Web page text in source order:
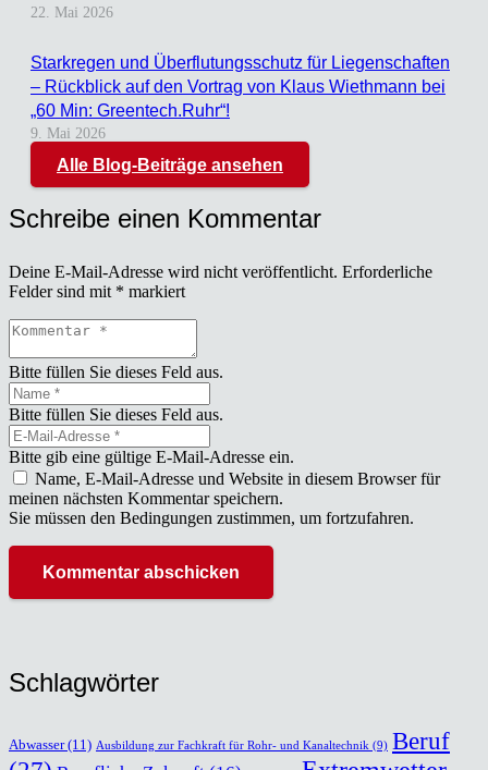
22. Mai 2026
Stark­re­gen und Über­flu­tungs­schutz für Lie­gen­schaf­ten
– Rück­blick auf den Vor­trag von Klaus Wieth­mann bei
„60 Min: Greentech.Ruhr“!
9. Mai 2026
Alle Blog-Beiträge ansehen
Schreibe einen Kommentar
Deine E-Mail-Adresse wird nicht veröffentlicht. Erforderliche
Felder sind mit * markiert
Bitte füllen Sie dieses Feld aus.
Bitte füllen Sie dieses Feld aus.
Bitte gib eine gültige E-Mail-Adresse ein.
Name, E-Mail-Adresse und Website in diesem Browser für
meinen nächsten Kommentar speichern.
Sie müssen den Bedingungen zustimmen, um fortzufahren.
Kommentar abschicken
Schlag­wör­ter
Abwasser(11) Ausbildung zur Fachkraft für Rohr- und Kanaltechnik (9) Beruf